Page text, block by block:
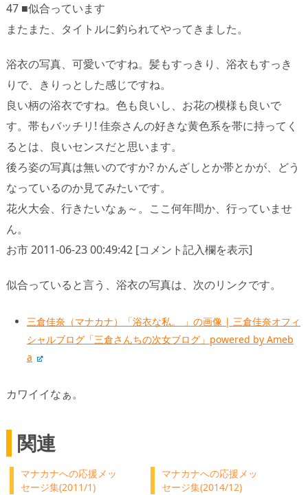
47 ■似合っています
またまた、タイトルに釣られてやってきました。
浴衣の写真、可愛いですね。髪もすっきり、浴衣もすっき
りで、きりっとした感じですね。
良い柄の浴衣ですね。色も良いし、お花の模様も良いで
す。帯もバッチリ! 佳奈さんの好きな黄色系を帯に持ってく
るとは、良いセンスだと思います。
後ろ姿の写真は無いのですか? かんざしとか帯とかが、どう
なっているのか見てみたいです。
花火大会、行きたいなぁ～。ここ何年間か、行っていませ
ん。
お市 2011-06-23 00:49:42 [コメント記入欄を表示]
似合っていると言う、浴衣の写真は、次のリンクです。
三倉佳奈（マナカナ）「浴衣な私。 」の画像 | 三倉佳奈オフィ
シャルブログ「三倉さんちの次女ブログ」powered by Ameb
a
カワイイなぁ。
関連
マナカナへの応援メッ
セージ集(2011/1)
マナカナへの応援メッ
セージ集(2014/12)